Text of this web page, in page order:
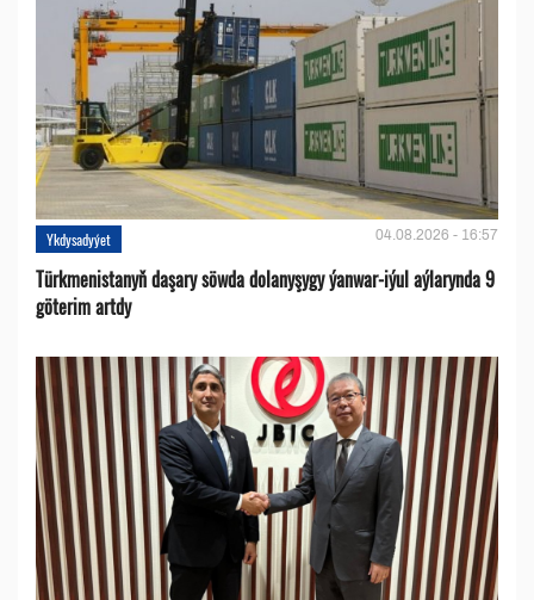
Ykdysadyýet 04.08.2026 - 16:57
Türkmenistanyň daşary söwda dolanyşygy ýanwar-iýul aýlarynda 9
göterim artdy